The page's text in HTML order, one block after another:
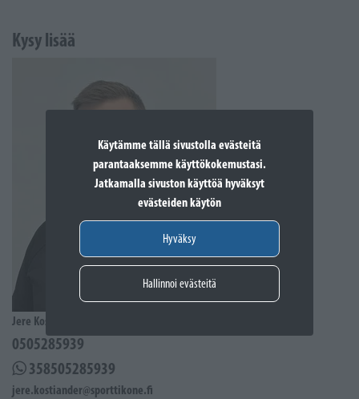
Käytämme tällä sivustolla evästeitä
parantaaksemme käyttökokemustasi.
Jatkamalla sivuston käyttöä hyväksyt
evästeiden käytön
Hyväksy
Hallinnoi evästeitä
Kysy lisää
Jere Kostiander
0505285939
358505285939
jere.kostiander@sporttikone.fi